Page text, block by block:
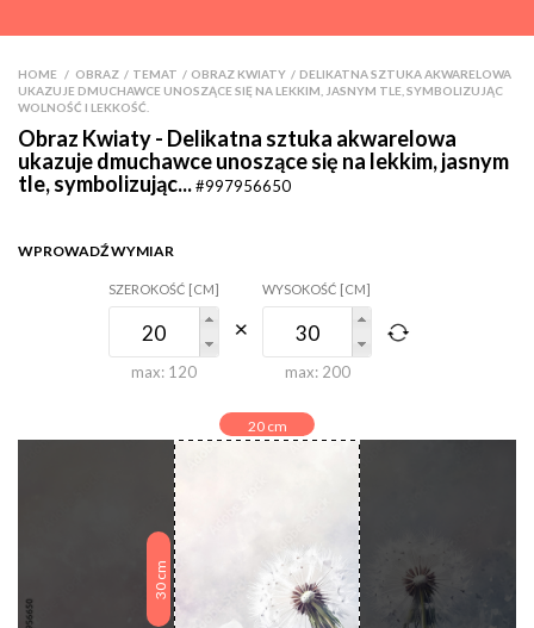
HOME OBRAZ >TEMAT >OBRAZ KWIATY >DELIKATNA SZTUKA AKWARELOWA
UKAZUJE DMUCHAWCE UNOSZĄCE SIĘ NA LEKKIM, JASNYM TLE, SYMBOLIZUJĄC
WOLNOŚĆ I LEKKOŚĆ.
Obraz Kwiaty - Delikatna sztuka akwarelowa
ukazuje dmuchawce unoszące się na lekkim, jasnym
tle, symbolizując...#997956650
20cm
30
cm
WPROWADŹ WYMIAR
SZEROKOŚĆ [CM]
max: 120
WYSOKOŚĆ [CM]
max: 200